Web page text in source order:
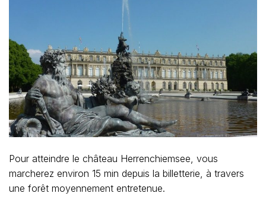
Pour atteindre le château Herrenchiemsee, vous
marcherez environ 15 min depuis la billetterie, à travers
une forêt moyennement entretenue.